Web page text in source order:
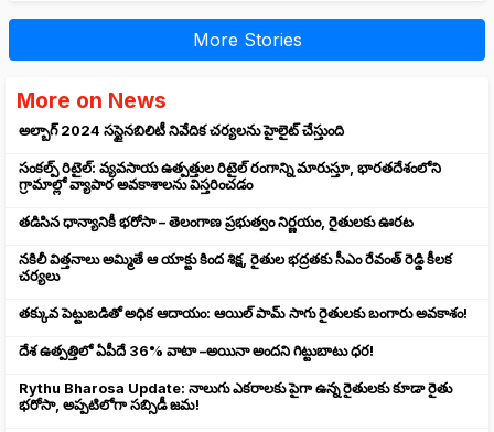
More Stories
More on News
అల్బాగ్ 2024 సస్టైనబిలిటీ నివేదిక చర్యలను హైలైట్ చేస్తుంది
సంకల్ప్ రిటైల్: వ్యవసాయ ఉత్పత్తుల రిటైల్ రంగాన్ని మారుస్తూ, భారతదేశంలోని
గ్రామాల్లో వ్యాపార అవకాశాలను విస్తరించడం
తడిసిన ధాన్యానికీ భరోసా – తెలంగాణ ప్రభుత్వం నిర్ణయం, రైతులకు ఊరట
నకిలీ విత్తనాలు అమ్మితే ఆ యాక్టు కింద శిక్ష, రైతుల భద్రతకు సీఎం రేవంత్ రెడ్డి కీలక
చర్యలు
తక్కువ పెట్టుబడితో అధిక ఆదాయం: ఆయిల్ పామ్ సాగు రైతులకు బంగారు అవకాశం!
దేశ ఉత్పత్తిలో ఏపీదే 36% వాటా –అయినా అందని గిట్టుబాటు ధర!
Rythu Bharosa Update: నాలుగు ఎకరాలకు పైగా ఉన్న రైతులకు కూడా రైతు
భరోసా, అప్పటిలోగా సబ్సిడీ జమ!